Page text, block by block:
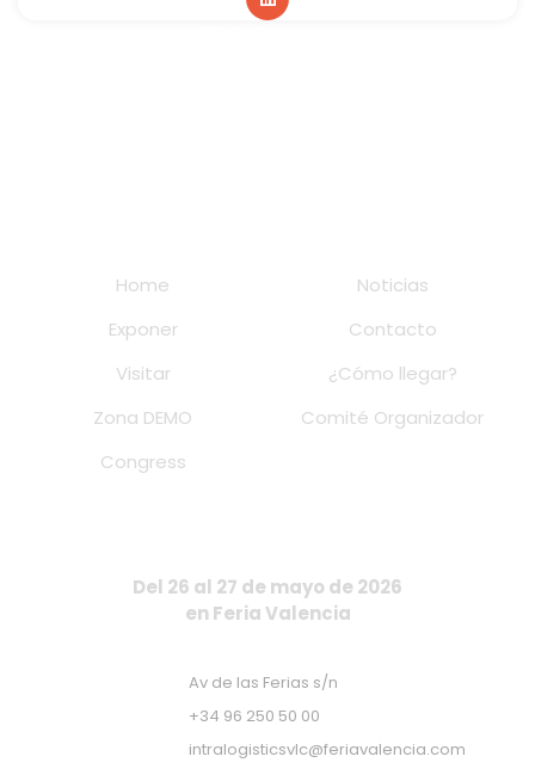
Home
Exponer
Visitar
Zona DEMO
Congress
Noticias
Contacto
¿Cómo llegar?
Comité Organizador
Del 26 al 27 de mayo de 2026
en Feria Valencia
Av de las Ferias s/n
+34 96 250 50 00
intralogisticsvlc@feriavalencia.com